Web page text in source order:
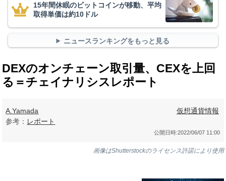
15年間休眠のビットコインが移動、平均
取得単価は約10ドル
ニュースランキングをもっと見る
DEXのオンチェーン取引量、CEXを上回
る＝チェイナリシスレポート
A.Yamada
参考： レポート
仮想通貨情報
公開日時:2022/06/07 11:00
画像はShutterstockのライセンス許諾により使用